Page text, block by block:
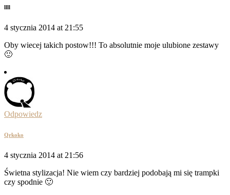
llll
4 stycznia 2014 at 21:55
Oby wiecej takich postow!!! To absolutnie moje ulubione zestawy
🙂
Odpowiedz
Qrkoko
4 stycznia 2014 at 21:56
Świetna stylizacja! Nie wiem czy bardziej podobają mi się trampki
czy spodnie 🙂